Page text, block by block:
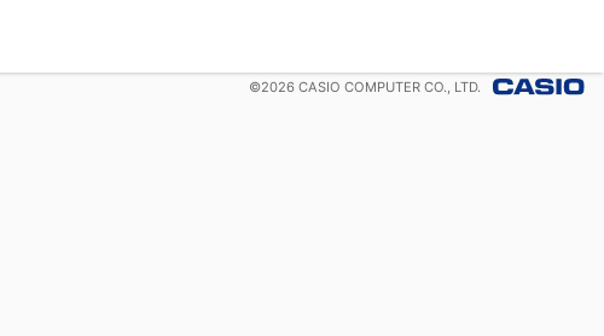
©2026 CASIO COMPUTER CO., LTD.